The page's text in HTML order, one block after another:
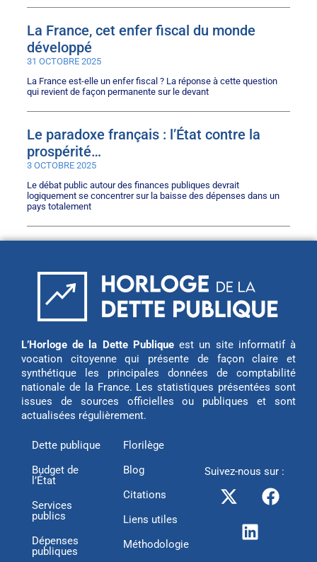
La France, cet enfer fiscal du monde
développé
31 OCTOBRE 2025
La France est-elle un enfer fiscal ? La réponse à cette question
qui revient de façon permanente sur le devant
Le paradoxe français : l’État contre la
prospérité…
3 OCTOBRE 2025
Le débat public autour des finances publiques devrait
logiquement se concentrer sur la baisse des dépenses dans un
pays totalement
L’Horloge de la Dette Publiqueest un site informatif à
vocation citoyenne qui présente de façon claire et
synthétique les principales données de comptabilité
nationale de la France. Les statistiques présentées sont
issues de sources officielles ou publiques et sont
actualisées régulièrement.
Dette publique
Budget de
l’État
Services
publics
Dépenses
publiques
Florilège
Blog
Citations
Liens utiles
Méthodologie
Suivez-nous sur :
X
-
F
a
n
k